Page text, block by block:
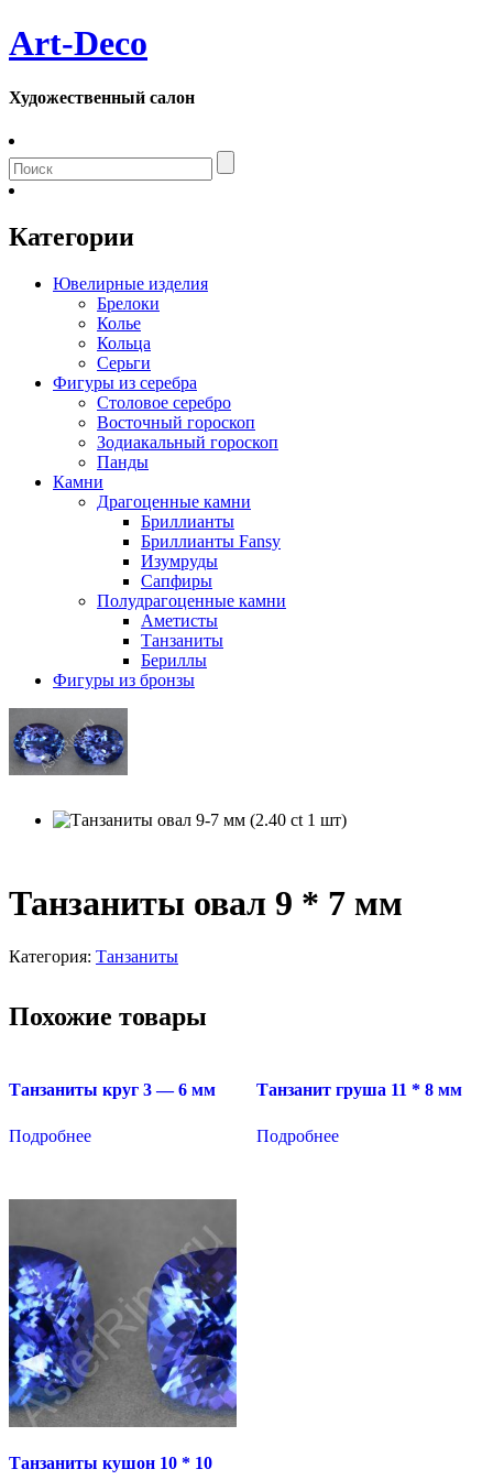
Art-Deco
Художественный салон
Категории
Ювелирные изделия
Брелоки
Колье
Кольца
Серьги
Фигуры из серебра
Столовое серебро
Восточный гороскоп
Зодиакальный гороскоп
Панды
Камни
Драгоценные камни
Бриллианты
Бриллианты Fansy
Изумруды
Сапфиры
Полудрагоценные камни
Аметисты
Танзаниты
Бериллы
Фигуры из бронзы
Танзаниты овал 9 * 7 мм
Категория: Танзаниты
Похожие товары
Танзаниты круг 3 — 6 мм
Подробнее
Танзанит груша 11 * 8 мм
Подробнее
Танзаниты кушон 10 * 10